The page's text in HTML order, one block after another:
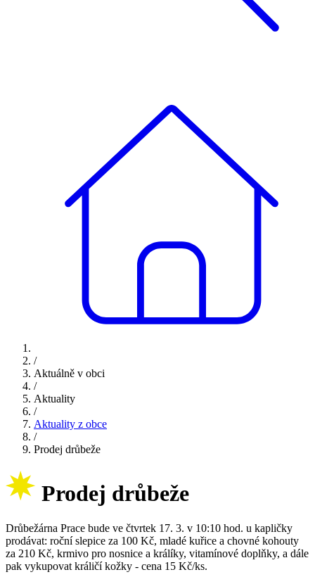
/
Aktuálně v obci
/
Aktuality
/
Aktuality z obce
/
Prodej drůbeže
Prodej drůbeže
Drůbežárna Prace bude ve čtvrtek 17. 3. v 10:10 hod. u kapličky
prodávat: roční slepice za 100 Kč, mladé kuřice a chovné kohouty
za 210 Kč, krmivo pro nosnice a králíky, vitamínové doplňky, a dále
pak vykupovat králičí kožky - cena 15 Kč/ks.